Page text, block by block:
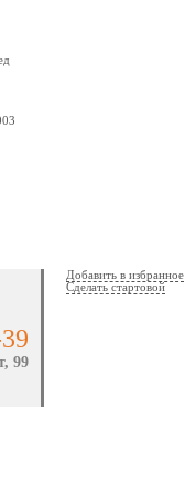
99
Добавить в избранное
Сделать стартовой